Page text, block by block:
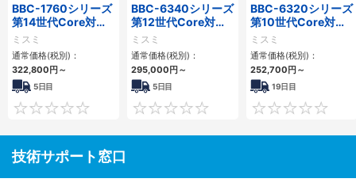
BBC-1760シリーズ
第14世代Core対応
小型フロアマウント
3PCIe
ミスミ
通常価格(税別)：
322,800円～
5日目
0
BBC-6340シリーズ
第12世代Core対応
小型フロアマウント
PC2PCI/2PCIe
ミスミ
通常価格(税別)：
295,000円～
5日目
0
BBC-6320シリーズ
第10世代Core対応
小型フロアマウント
FAPC 2PCI・2PCIe
ミスミ
通常価格(税別)：
252,700円～
19日目
技術サポート窓口